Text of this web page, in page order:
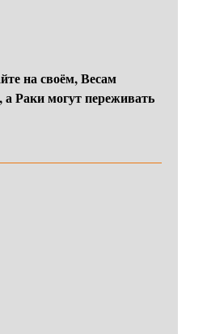
на своём, Весам
а Раки могут переживать